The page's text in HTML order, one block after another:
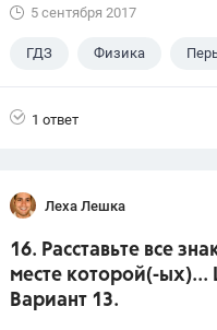
5 сентября 2017
ГДЗ Физика
1 ответ
Леха Лешка
16. Расставьте все
месте которой(-ых)...
Вариант 13.